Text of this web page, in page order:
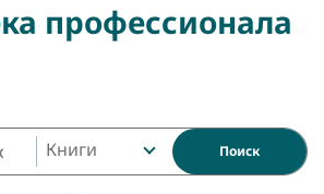
профессионала
Книги Поиск